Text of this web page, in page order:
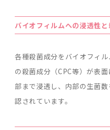
バイオフィルムへの浸透性
各種殺菌成分をバイオフィ
の殺菌成分（CPC等）が表
部まで浸透し、内部の生菌
認されています。